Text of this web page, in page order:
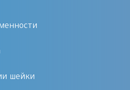
запишитесь на
шейки